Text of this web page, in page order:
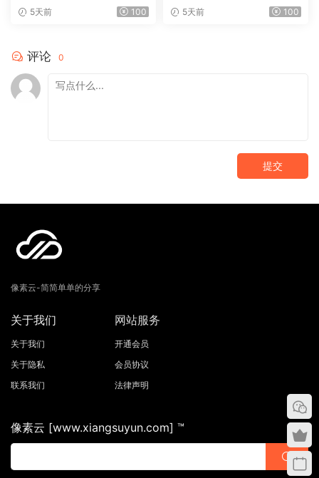
效果插件0199
5天前 100
景动画字幕0198
5天前 100
评论 0
提交
像素云-简简单单的分享
关于我们
关于我们
关于隐私
联系我们
网站服务
开通会员
会员协议
法律声明
像素云 [www.xiangsuyun.com] ™